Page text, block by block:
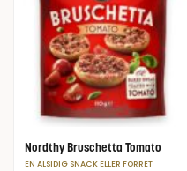
Nordthy Bruschetta Tomato
EN ALSIDIG SNACK ELLER FORRET